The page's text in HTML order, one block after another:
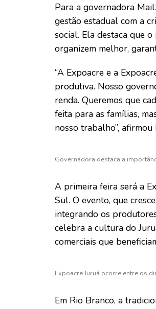
Para a governadora
gestão estadual com a
social. Ela destaca que
organizem melhor,
“A Expoacre e a
produtiva. Nosso
renda. Queremos que
feita para as famílias,
nosso trabalho”, afirmou
Governadora destaca a
A primeira feira será a
Sul. O evento, que
integrando os
celebra a cultura do
comerciais que
Expoacre Juruá ocorre entre os
Em Rio Branco, a